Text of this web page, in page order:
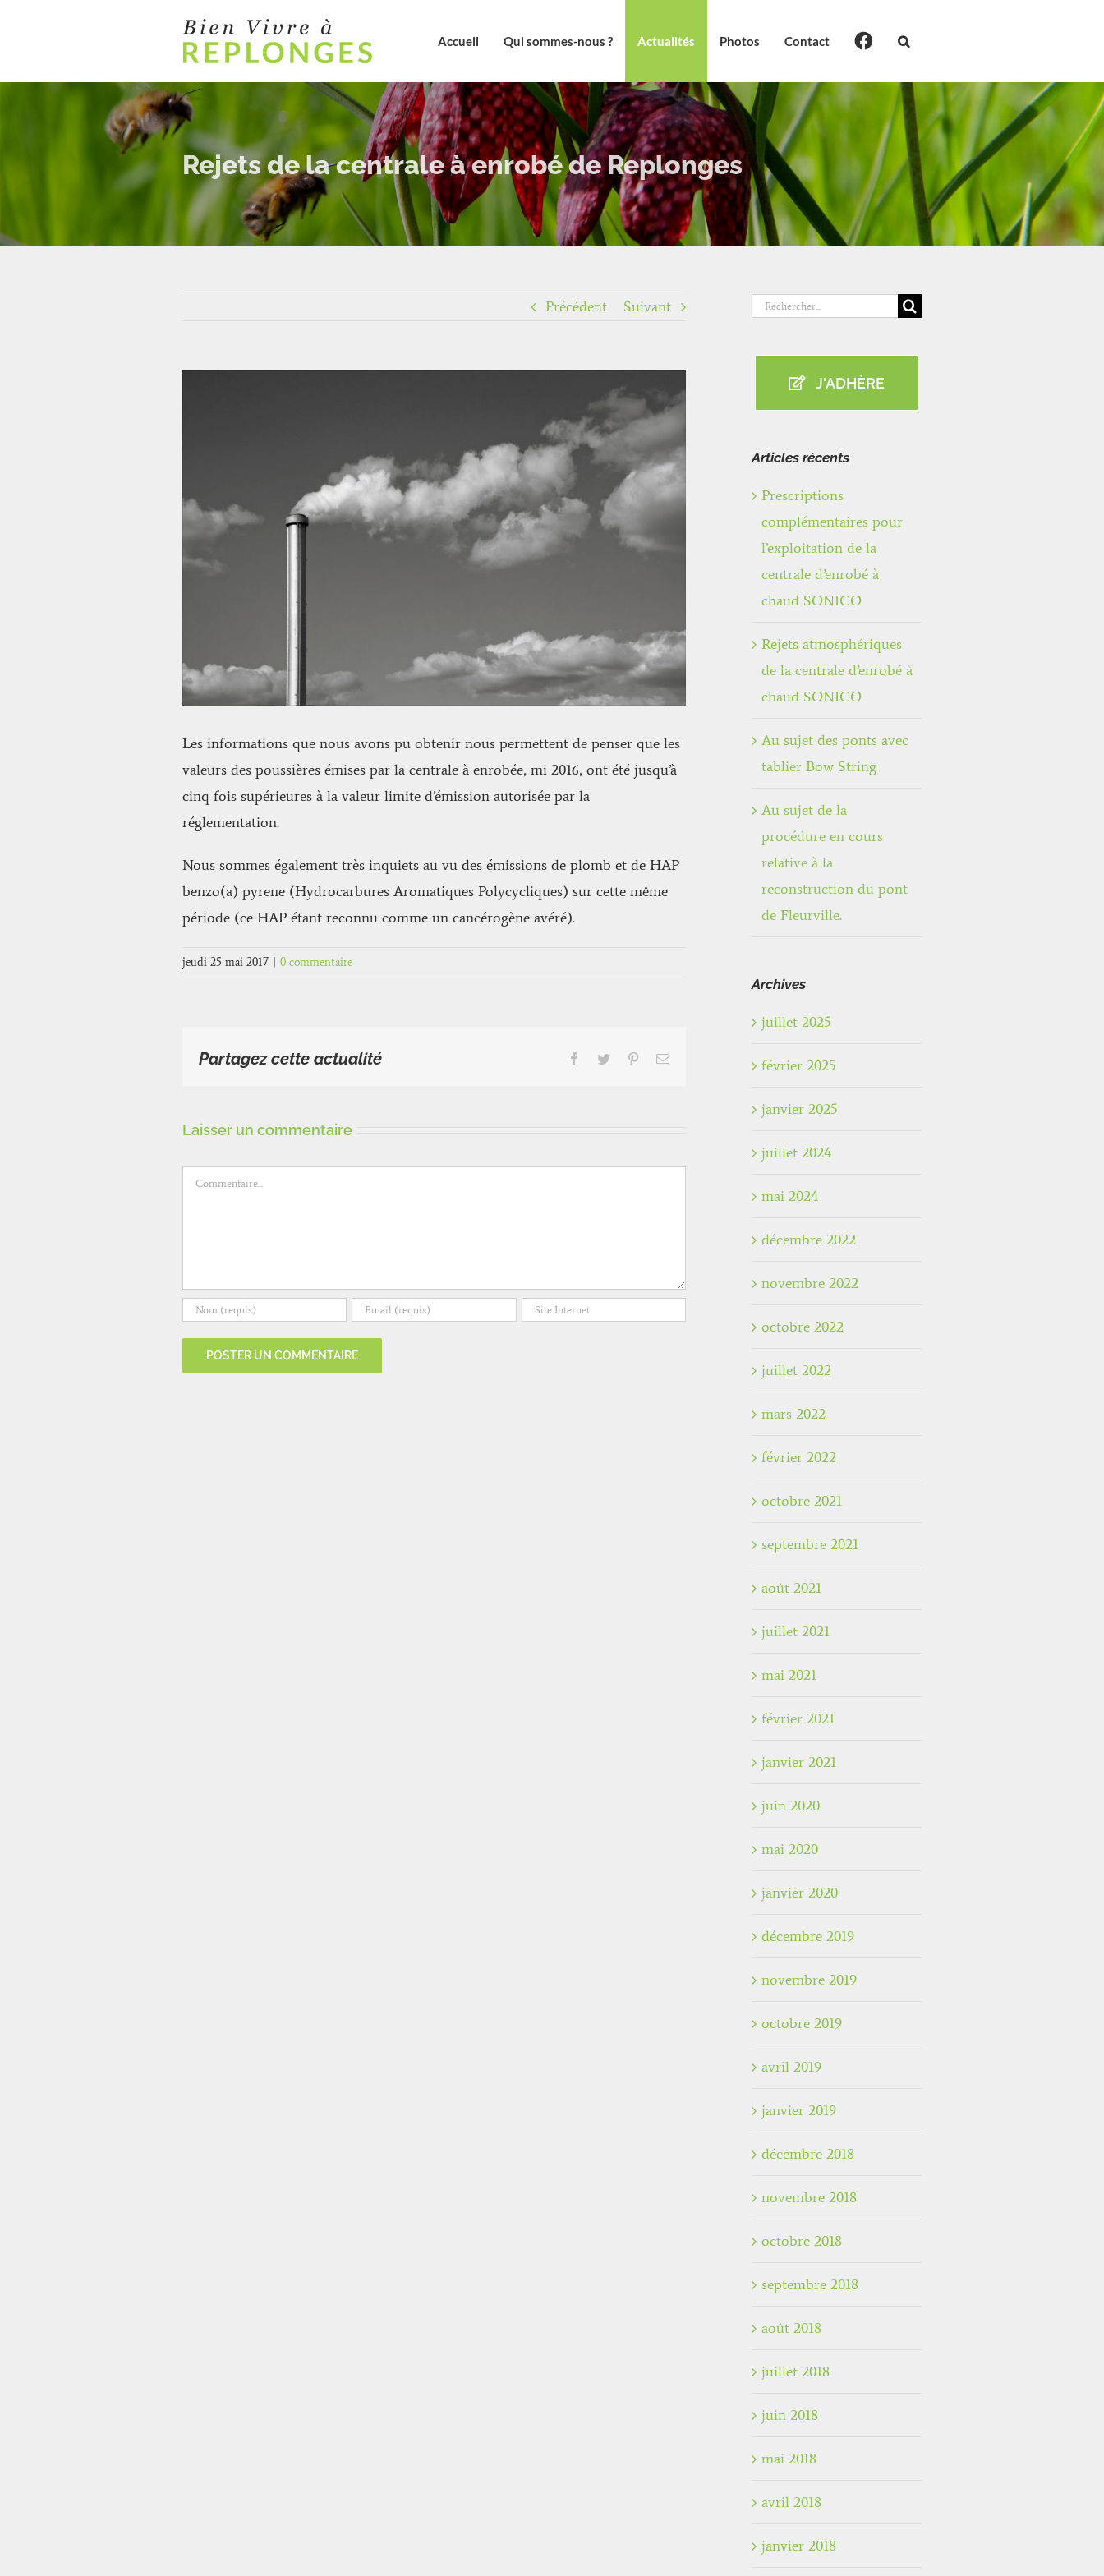
Accueil Qui sommes-nous ? Actualités Photos Contact
Rejets de la centrale à enrobé de Replonges
Précédent Suivant
Les informations que nous avons pu obtenir nous permettent de penser que les
valeurs des poussières émises par la centrale à enrobée, mi 2016, ont été jusqu’à
cinq fois supérieures à la valeur limite d’émission autorisée par la
réglementation.
Nous sommes également très inquiets au vu des émissions de plomb et de HAP
benzo(a) pyrene (Hydrocarbures Aromatiques Polycycliques) sur cette même
période (ce HAP étant reconnu comme un cancérogène avéré).
jeudi 25 mai 2017 0 commentaire
Partagez cette actualité Facebook
Twitter PinterestEmail
Laisser un commentaire
Commentaire
Rechercher:
J'ADHÈRE
Articles récents
Prescriptions
complémentaires pour
l’exploitation de la
centrale d’enrobé à
chaud SONICO
Rejets atmosphériques
de la centrale d’enrobé à
chaud SONICO
Au sujet des ponts avec
tablier Bow String
Au sujet de la
procédure en cours
relative à la
reconstruction du pont
de Fleurville.
Archives
juillet 2025
février 2025
janvier 2025
juillet 2024
mai 2024
décembre 2022
novembre 2022
octobre 2022
juillet 2022
mars 2022
février 2022
octobre 2021
septembre 2021
août 2021
juillet 2021
mai 2021
février 2021
janvier 2021
juin 2020
mai 2020
janvier 2020
décembre 2019
novembre 2019
octobre 2019
avril 2019
janvier 2019
décembre 2018
novembre 2018
octobre 2018
septembre 2018
août 2018
juillet 2018
juin 2018
mai 2018
avril 2018
janvier 2018